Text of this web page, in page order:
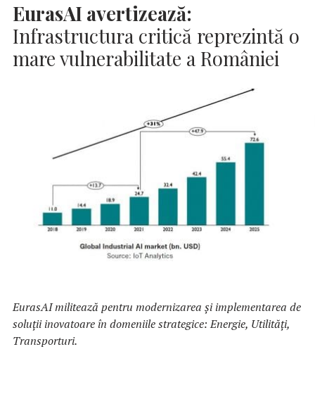
EurasAI avertizează:
Infrastructura critică reprezintă o
mare vulnerabilitate a României
EurasAI militează pentru modernizarea și implementarea de
soluții inovatoare în domeniile strategice: Energie, Utilități,
Transporturi.